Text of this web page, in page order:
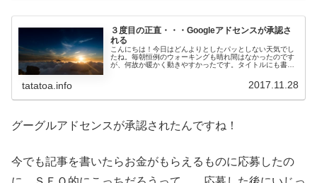
３度目の正直・・・Googleアドセンスが承認さ
れる
こんにちは！今日はどんよりとしたパッとしない天気でし
たね。毎朝恒例のウォーキングも晴れ間はなかったのです
が、何故か暖かく動きやすかったです。タイトルにも書き
tatatoa.info 2017.11.28
グーグルアドセンスが承認されたんですね！
今でも記事を書いたらお金がもらえるものに応募したの